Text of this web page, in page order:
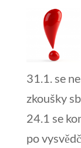
31.1. se
zkoušky
24.1 se
po